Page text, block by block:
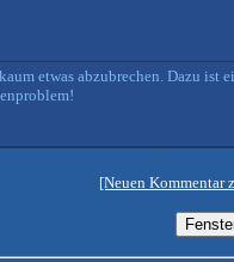
etwas abzubrechen. Dazu ist
[Neuen Kommentar